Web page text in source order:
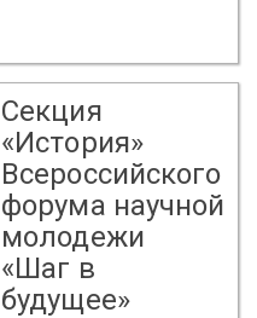
Секция
«История»
Всероссийского
форума научной
молодежи
«Шаг в
будущее»